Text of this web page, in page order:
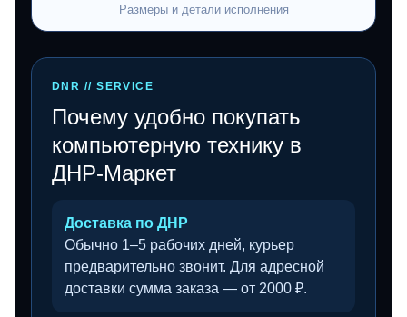
Размеры и детали исполнения
DNR // SERVICE
Почему удобно покупать
компьютерную технику в
ДНР-Маркет
Доставка по ДНР
Обычно 1–5 рабочих дней, курьер
предварительно звонит. Для адресной
доставки сумма заказа — от 2000 ₽.